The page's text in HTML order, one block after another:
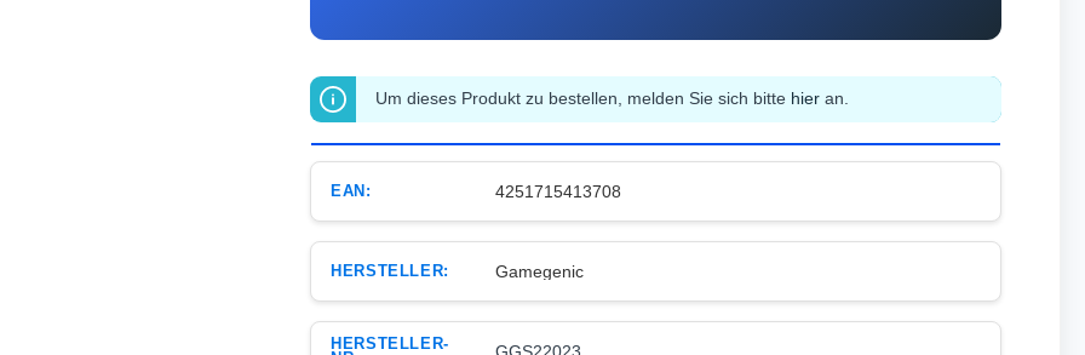
Um dieses Produkt zu bestellen, melden Sie sich bitte hier an.
EAN: 4251715413708
HERSTELLER: Gamegenic
HERSTELLER-